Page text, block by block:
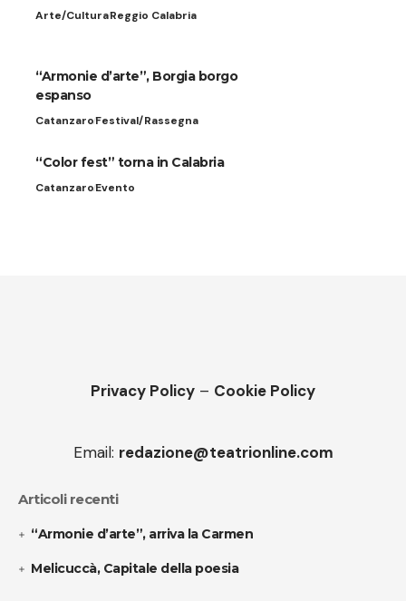
Arte/CulturaReggio Calabria
“Armonie d’arte”, Borgia borgo
espanso
CatanzaroFestival/Rassegna
“Color fest” torna in Calabria
CatanzaroEvento
Privacy Policy – Cookie Policy
Email: redazione@teatrionline.com
Articoli recenti
“Armonie d’arte”, arriva la Carmen
Melicuccà, Capitale della poesia